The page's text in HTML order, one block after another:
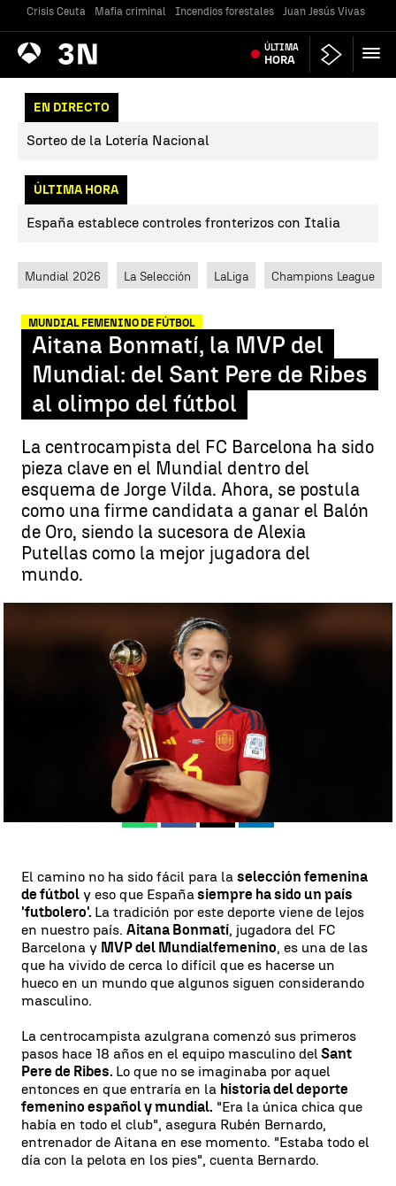
Crisis Ceuta Mafia criminal Incendios forestales Juan Jesús Vivas
Antena
3 Noticias ÚLTIMA
HORA
EN DIRECTO
Sorteo de la Lotería Nacional
ÚLTIMA HORA
España establece controles fronterizos con Italia
Mundial 2026 La Selección LaLiga Champions League
MUNDIAL FEMENINO DE FÚTBOL
Aitana Bonmatí, la MVP del
Mundial: del Sant Pere de Ribes
al olimpo del fútbol
La centrocampista del FC Barcelona ha sido
pieza clave en el Mundial dentro del
esquema de Jorge Vilda. Ahora, se postula
como una firme candidata a ganar el Balón
de Oro, siendo la sucesora de Alexia
Putellas como la mejor jugadora del
mundo.
Aitana Bonmatí, la MVP del Mundial: del Sant Pere de Ribes al
21 de agosto de 2023, 16:59
WhatsappFacebook
X Linkedin
El camino no ha sido fácil para la selección femenina
de fútbol y eso que Españasiempre ha sido un país
'futbolero'. La tradición por este deporte viene de lejos
en nuestro país. Aitana Bonmatí, jugadora del FC
Barcelona y MVP del Mundialfemenino, es una de las
que ha vivido de cerca lo difícil que es hacerse un
hueco en un mundo que algunos siguen considerando
masculino.
La centrocampista azulgrana comenzó sus primeros
pasos hace 18 años en el equipo masculino del Sant
Pere de Ribes. Lo que no se imaginaba por aquel
entonces en que entraría en la historia del deporte
femenino español y mundial. "Era la única chica que
había en todo el club", asegura Rubén Bernardo,
entrenador de Aitana en ese momento. "Estaba todo el
día con la pelota en los pies", cuenta Bernardo.